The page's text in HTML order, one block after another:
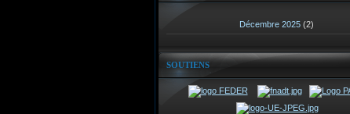
Décembre 2025 (2)
SOUTIENS